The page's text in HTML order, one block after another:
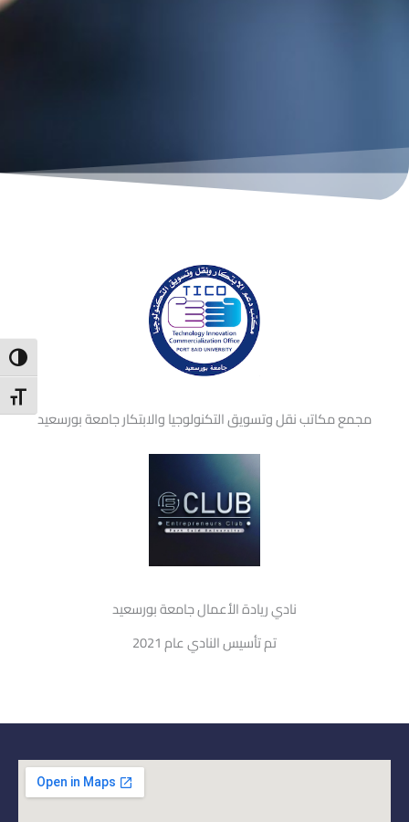
مجمع مكاتب نقل وتسويق التكنولوجيا والابتكار جامعة بورسعيد
نادي ريادة الأعمال جامعة بورسعيد
تم تأسيس النادي عام 2021